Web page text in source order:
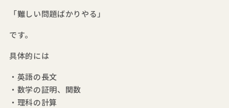
「難しい問題ばかりやる」
です。
具体的には
・英語の長文
・数学の証明、関数
・理科の計算